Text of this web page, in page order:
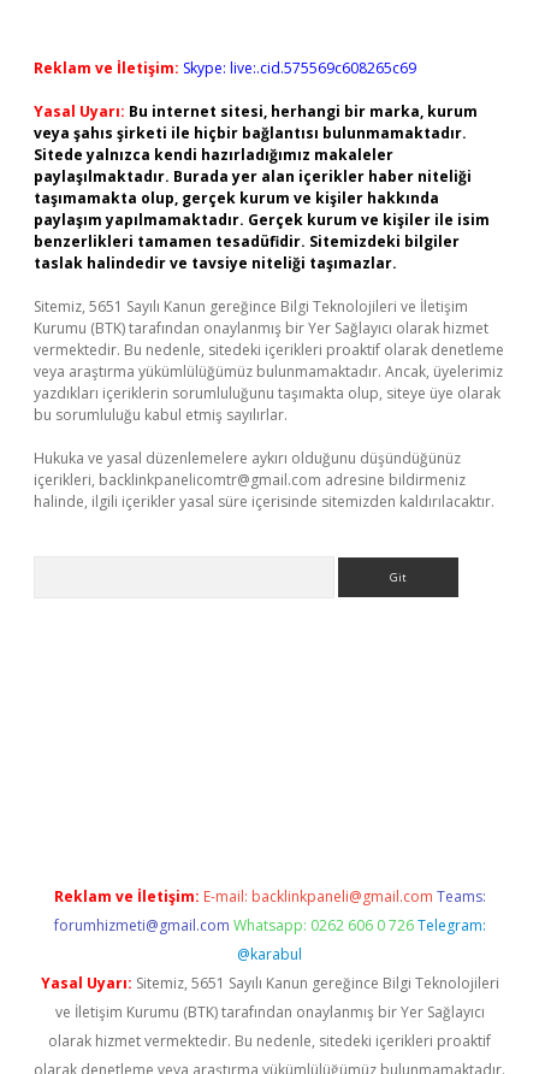
Reklam ve İletişim: Skype: live:.cid.575569c608265c69
Yasal Uyarı: Bu internet sitesi, herhangi bir marka, kurum
veya şahıs şirketi ile hiçbir bağlantısı bulunmamaktadır.
Sitede yalnızca kendi hazırladığımız makaleler
paylaşılmaktadır. Burada yer alan içerikler haber niteliği
taşımamakta olup, gerçek kurum ve kişiler hakkında
paylaşım yapılmamaktadır. Gerçek kurum ve kişiler ile isim
benzerlikleri tamamen tesadüfidir. Sitemizdeki bilgiler
taslak halindedir ve tavsiye niteliği taşımazlar.
Sitemiz, 5651 Sayılı Kanun gereğince Bilgi Teknolojileri ve İletişim
Kurumu (BTK) tarafından onaylanmış bir Yer Sağlayıcı olarak hizmet
vermektedir. Bu nedenle, sitedeki içerikleri proaktif olarak denetleme
veya araştırma yükümlülüğümüz bulunmamaktadır. Ancak, üyelerimiz
yazdıkları içeriklerin sorumluluğunu taşımakta olup, siteye üye olarak
bu sorumluluğu kabul etmiş sayılırlar.
Hukuka ve yasal düzenlemelere aykırı olduğunu düşündüğünüz
içerikleri, backlinkpanelicomtr@gmail.com adresine bildirmeniz
halinde, ilgili içerikler yasal süre içerisinde sitemizden kaldırılacaktır.
Reklam ve İletişim: E-mail: backlinkpaneli@gmail.com Teams:
forumhizmeti@gmail.com Whatsapp: 0262 606 0 726 Telegram:
@karabul
Yasal Uyarı: Sitemiz, 5651 Sayılı Kanun gereğince Bilgi Teknolojileri
ve İletişim Kurumu (BTK) tarafından onaylanmış bir Yer Sağlayıcı
olarak hizmet vermektedir. Bu nedenle, sitedeki içerikleri proaktif
olarak denetleme veya araştırma yükümlülüğümüz bulunmamaktadır.